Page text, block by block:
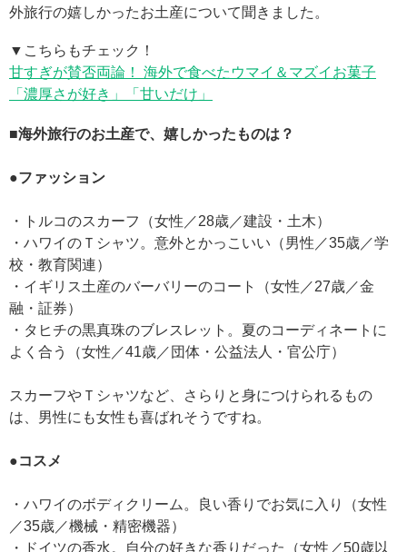
外旅行の嬉しかったお土産について聞きました。
▼こちらもチェック！
甘すぎが賛否両論！ 海外で食べたウマイ＆マズイお菓子
「濃厚さが好き」「甘いだけ」
■海外旅行のお土産で、嬉しかったものは？
●ファッション
・トルコのスカーフ（女性／28歳／建設・土木）
・ハワイのＴシャツ。意外とかっこいい（男性／35歳／学
校・教育関連）
・イギリス土産のバーバリーのコート（女性／27歳／金
融・証券）
・タヒチの黒真珠のブレスレット。夏のコーディネートに
よく合う（女性／41歳／団体・公益法人・官公庁）
スカーフやＴシャツなど、さらりと身につけられるもの
は、男性にも女性も喜ばれそうですね。
●コスメ
・ハワイのボディクリーム。良い香りでお気に入り（女性
／35歳／機械・精密機器）
・ドイツの香水。自分の好きな香りだった（女性／50歳以